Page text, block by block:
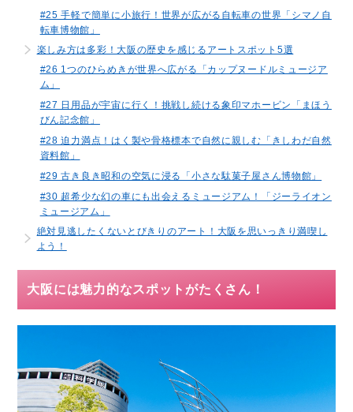
#25 手軽で簡単に小旅行！世界が広がる自転車の世界「シマノ自
転車博物館」
楽しみ方は多彩！大阪の歴史を感じるアートスポット5選
#26 1つのひらめきが世界へ広がる「カップヌードルミュージア
ム」
#27 日用品が宇宙に行く！挑戦し続ける象印マホービン「まほう
びん記念館」
#28 迫力満点！はく製や骨格標本で自然に親しむ「きしわだ自然
資料館」
#29 古き良き昭和の空気に浸る「小さな駄菓子屋さん博物館」
#30 超希少な幻の車にも出会えるミュージアム！「ジーライオン
ミュージアム」
絶対見逃したくないとびきりのアート！大阪を思いっきり満喫し
よう！
大阪には魅力的なスポットがたくさん！